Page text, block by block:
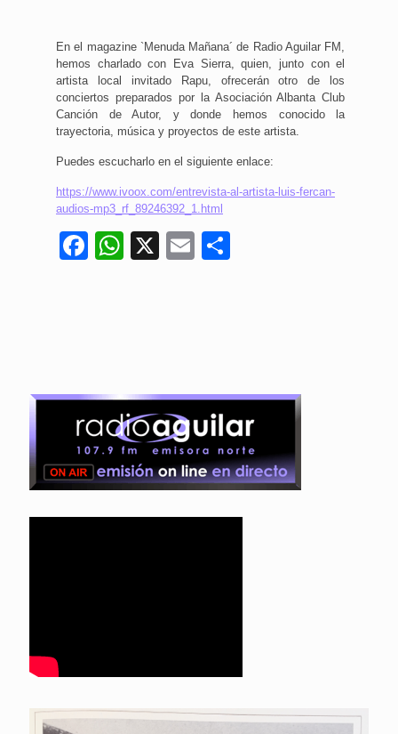
En el magazine `Menuda Mañana´ de Radio Aguilar FM,
hemos charlado con Eva Sierra, quien, junto con el
artista local invitado Rapu, ofrecerán otro de los
conciertos preparados por la Asociación Albanta Club
Canción de Autor, y donde hemos conocido la
trayectoria, música y proyectos de este artista.
Puedes escucharlo en el siguiente enlace:
https://www.ivoox.com/entrevista-al-artista-luis-fercan-
audios-mp3_rf_89246392_1.html
Facebook
WhatsApp
X Email